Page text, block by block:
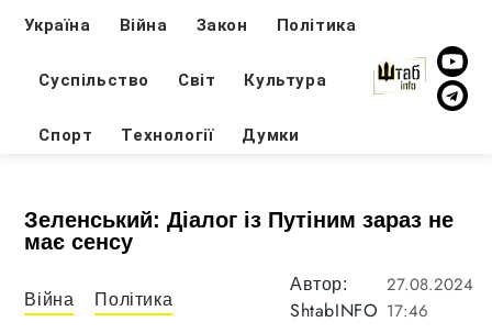
Україна Війна Закон Політика
Суспільство Світ Культура
Спорт Технології Думки
Зеленський: Діалог із Путіним зараз не
має сенсу
Війна Політика
Автор:
ShtabINFO
27.08.2024
17:46